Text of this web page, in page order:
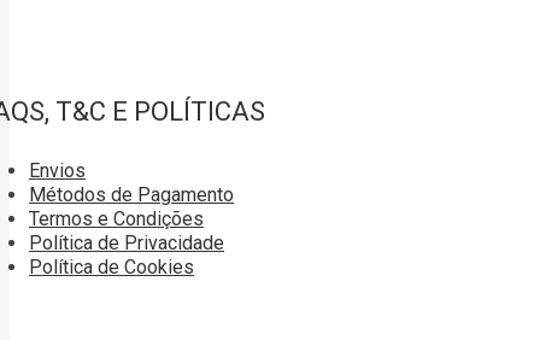
T&C E POLÍTICAS
Envios
Métodos de Pagamento
Termos e Condições
Política de Privacidade
Política de Cookies